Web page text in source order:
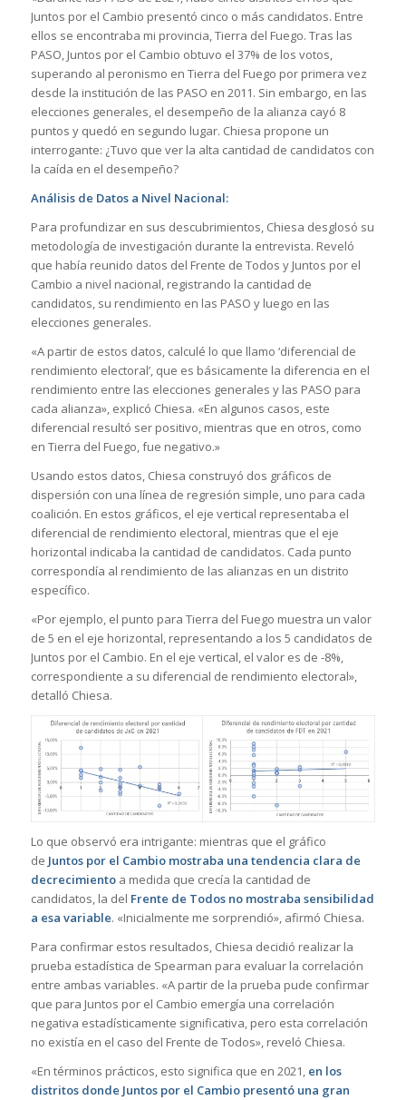
Juntos por el Cambio presentó cinco o más candidatos. Entre
ellos se encontraba mi provincia, Tierra del Fuego. Tras las
PASO, Juntos por el Cambio obtuvo el 37% de los votos,
superando al peronismo en Tierra del Fuego por primera vez
desde la institución de las PASO en 2011. Sin embargo, en las
elecciones generales, el desempeño de la alianza cayó 8
puntos y quedó en segundo lugar. Chiesa propone un
interrogante: ¿Tuvo que ver la alta cantidad de candidatos con
la caída en el desempeño?
Análisis de Datos a Nivel Nacional:
Para profundizar en sus descubrimientos, Chiesa desglosó su
metodología de investigación durante la entrevista. Reveló
que había reunido datos del Frente de Todos y Juntos por el
Cambio a nivel nacional, registrando la cantidad de
candidatos, su rendimiento en las PASO y luego en las
elecciones generales.
«A partir de estos datos, calculé lo que llamo ‘diferencial de
rendimiento electoral’, que es básicamente la diferencia en el
rendimiento entre las elecciones generales y las PASO para
cada alianza», explicó Chiesa. «En algunos casos, este
diferencial resultó ser positivo, mientras que en otros, como
en Tierra del Fuego, fue negativo.»
Usando estos datos, Chiesa construyó dos gráficos de
dispersión con una línea de regresión simple, uno para cada
coalición. En estos gráficos, el eje vertical representaba el
diferencial de rendimiento electoral, mientras que el eje
horizontal indicaba la cantidad de candidatos. Cada punto
correspondía al rendimiento de las alianzas en un distrito
específico.
«Por ejemplo, el punto para Tierra del Fuego muestra un valor
de 5 en el eje horizontal, representando a los 5 candidatos de
Juntos por el Cambio. En el eje vertical, el valor es de -8%,
correspondiente a su diferencial de rendimiento electoral»,
detalló Chiesa.
Lo que observó era intrigante: mientras que el gráfico
de Juntos por el Cambio mostraba una tendencia clara de
decrecimiento a medida que crecía la cantidad de
candidatos, la del Frente de Todos no mostraba sensibilidad
a esa variable. «Inicialmente me sorprendió», afirmó Chiesa.
Para confirmar estos resultados, Chiesa decidió realizar la
prueba estadística de Spearman para evaluar la correlación
entre ambas variables. «A partir de la prueba pude confirmar
que para Juntos por el Cambio emergía una correlación
negativa estadísticamente significativa, pero esta correlación
no existía en el caso del Frente de Todos», reveló Chiesa.
«En términos prácticos, esto significa que en 2021, en los
distritos donde Juntos por el Cambio presentó una gran